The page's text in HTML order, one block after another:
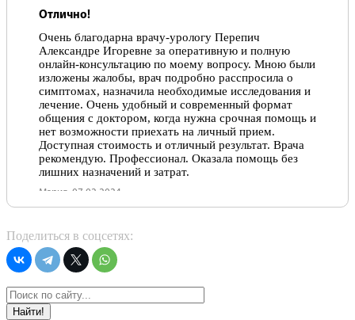
Отлично!
Очень благодарна врачу-урологу Перепич
Александре Игоревне за оперативную и полную
онлайн-консультацию по моему вопросу. Мною были
изложены жалобы, врач подробно расспросила о
симптомах, назначила необходимые исследования и
лечение. Очень удобный и современный формат
общения с доктором, когда нужна срочная помощь и
нет возможности приехать на личный прием.
Доступная стоимость и отличный результат. Врача
рекомендую. Профессионал. Оказала помощь без
лишних назначений и затрат.
Мария, 07.02.2024
Прекрасный специалист, грамотный доктор, ничего
лишнего в назначениях, только эффективное
застрарелую проблему с циститом.
Марина , 12.07.2023
Поделиться в соцсетях:
Найти!